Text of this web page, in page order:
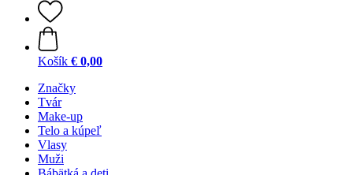
Košík € 0,00
Značky
Tvár
Make-up
Telo a kúpeľ
Vlasy
Muži